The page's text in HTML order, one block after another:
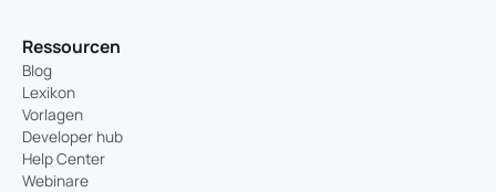
Ressourcen
Blog
Lexikon
Vorlagen
Developer hub
Help Center
Webinare